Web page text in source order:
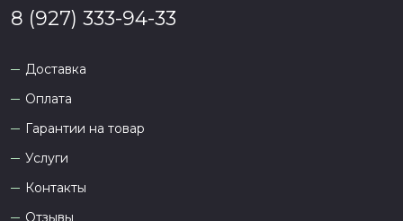
8 (927) 333-94-33
Доставка
Оплата
Гарантии на товар
Услуги
Контакты
Отзывы